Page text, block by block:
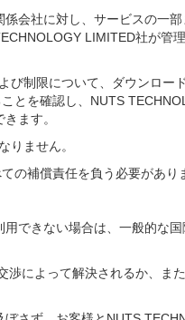
会社に対し、サービスの一
LIMITED社が管
び制限について、ダウンロー
とを確認し、NUTS
ます。
りません。
の補償責任を負う必要があり
できない場合は、一般的な
によって解決されるか、ま